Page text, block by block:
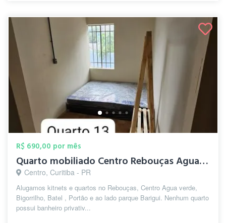
R$ 690,00 por mês
Quarto mobiliado Centro Rebouças Agua ve...
Centro, Curitiba - PR
Alugamos kitnets e quartos no Rebouças, Centro Agua verde,
Bigorrilho, Batel , Portão e ao lado parque Barigui. Nenhum quarto
possui banheiro privativ...